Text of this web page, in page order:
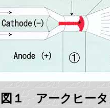
図１ アークヒータ